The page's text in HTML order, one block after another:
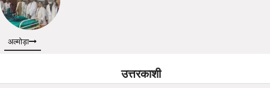
अल्मोड़ा
उत्तरकाशी